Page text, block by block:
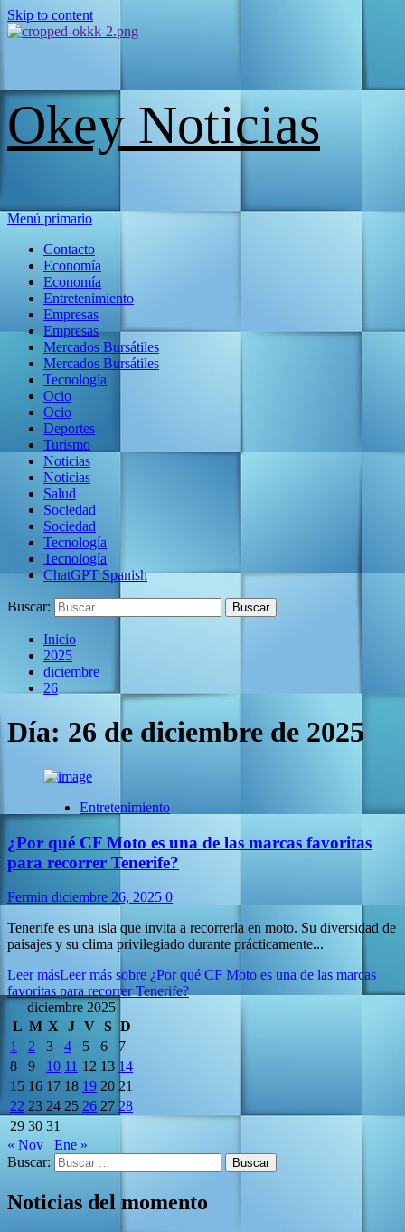
Skip to content
Okey Noticias
Menú primario
Contacto
Economía
Economía
Entretenimiento
Empresas
Empresas
Mercados Bursátiles
Mercados Bursátiles
Tecnología
Ocio
Ocio
Deportes
Turismo
Noticias
Noticias
Salud
Sociedad
Sociedad
Tecnología
Tecnología
ChatGPT Spanish
Buscar:
Inicio
2025
diciembre
26
Día: 26 de diciembre de 2025
Entretenimiento
¿Por qué CF Moto es una de las marcas favoritas
para recorrer Tenerife?
Fermin diciembre 26, 2025 0
Tenerife es una isla que invita a recorrerla en moto. Su diversidad de
paisajes y su clima privilegiado durante prácticamente...
Leer másLeer más sobre ¿Por qué CF Moto es una de las marcas
favoritas para recorrer Tenerife?
diciembre 2025
L M X J V S D
1
2 3 4 5 6
7
8
9 10 11 12 13 14
15 16 17 18 19 20 21
22 23 24 25 26 27 28
29 30 31
« Nov
Ene »
Buscar:
Noticias del momento